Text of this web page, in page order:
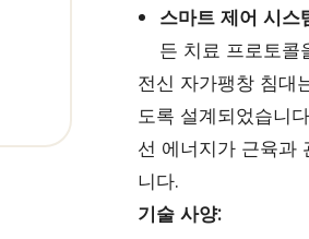
스마트 제어 시스
든 치료 프로토콜
전신 자가팽창 침대
도록 설계되었습니
선 에너지가 근육과
니다.
기술 사양: